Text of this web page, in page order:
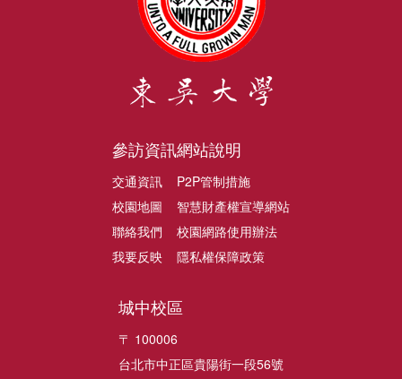
參訪資訊
交通資訊
校園地圖
聯絡我們
我要反映
網站說明
P2P管制措施
智慧財產權宣導網站
校園網路使用辦法
隱私權保障政策
城中校區
〒 100006
台北市中正區貴陽街一段56號